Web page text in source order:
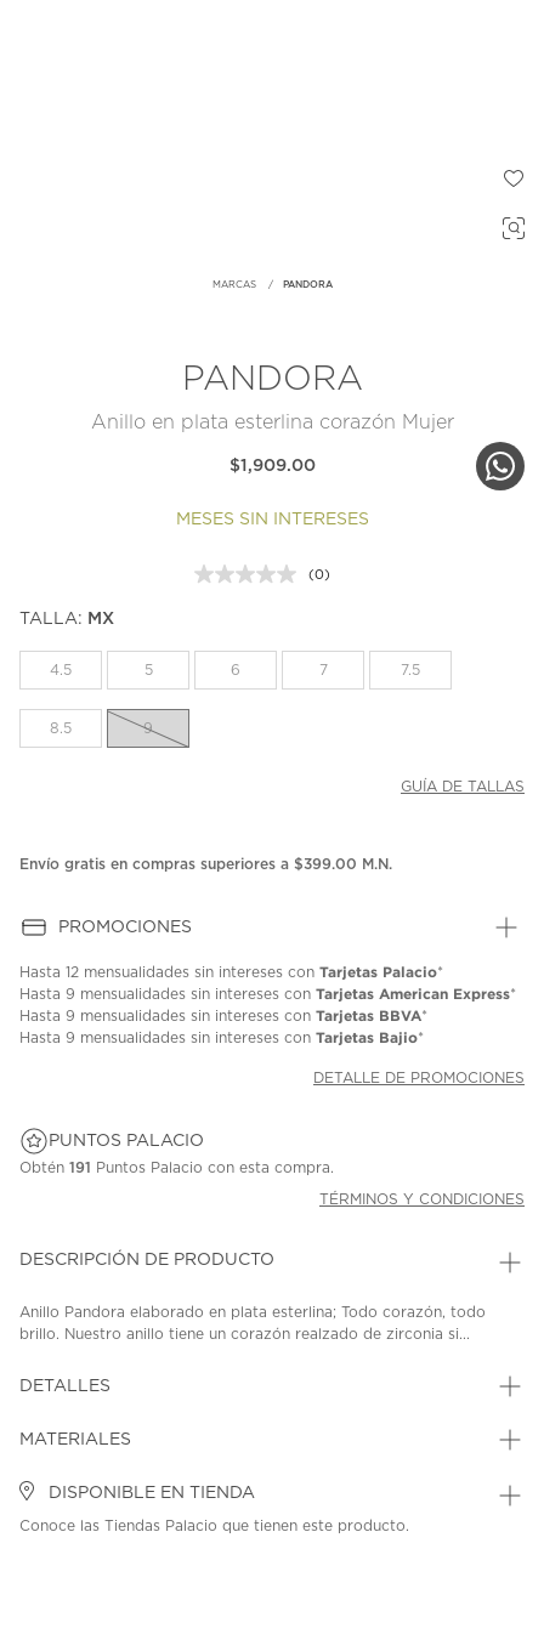
MARCAS PANDORA
PANDORA
Anillo en plata esterlina corazón Mujer
$1,909.00
MESES SIN INTERESES
Sin
la
misma
(0)
TALLA: MX
4.5 5 6 7 7.5
8.5 9
GUÍA DE TALLAS
Envío gratis en compras superiores a $399.00 M.N.
PROMOCIONES
Hasta 12 mensualidades sin intereses con Tarjetas Palacio*
Hasta 9 mensualidades sin intereses con Tarjetas American Express*
Hasta 9 mensualidades sin intereses con Tarjetas BBVA*
Hasta 9 mensualidades sin intereses con Tarjetas Bajio*
DETALLE DE PROMOCIONES
PUNTOS PALACIO
Obtén 191 Puntos Palacio con esta compra.
TÉRMINOS Y CONDICIONES
DESCRIPCIÓN DE PRODUCTO
Anillo Pandora elaborado en plata esterlina; Todo corazón, todo
brillo. Nuestro anillo tiene un corazón realzado de zirconia si...
DETALLES
MATERIALES
DISPONIBLE EN TIENDA
Conoce las Tiendas Palacio que tienen este producto.